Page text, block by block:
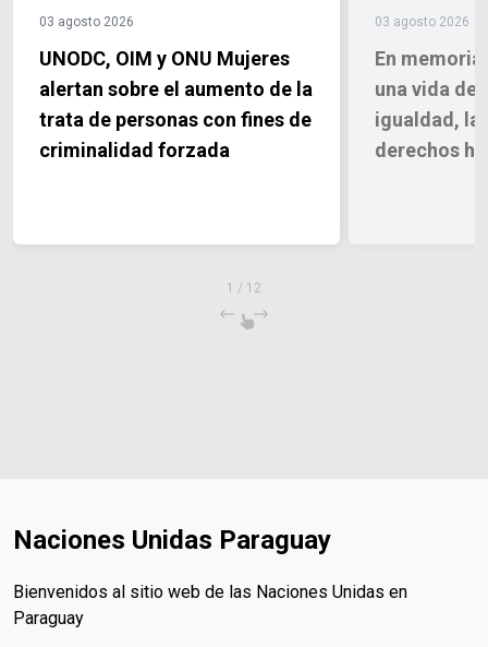
03 agosto 2026
UNODC, OIM y ONU Mujeres
alertan sobre el aumento de la
trata de personas con fines de
criminalidad forzada
03 agosto 2026
En
una vida
igualdad, la
derechos
1 / 12
Naciones Unidas Paraguay
Bienvenidos al sitio web de las Naciones Unidas en
Paraguay